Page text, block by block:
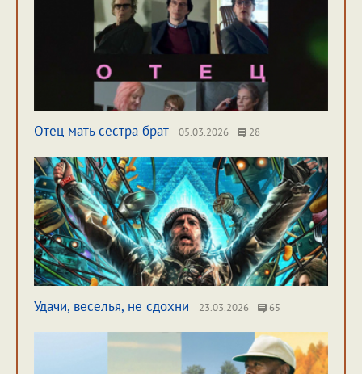
Отец мать сестра брат 05.03.2026 28
Удачи, веселья, не сдохни 23.03.2026 65